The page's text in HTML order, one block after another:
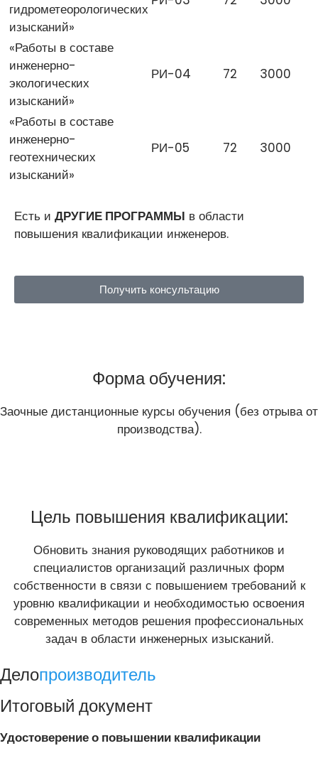
гидрометеорологических
изысканий»
«Работы в составе
инженерно-
экологических
изысканий»
РИ-04 72 3000
«Работы в составе
инженерно-
геотехнических
изысканий»
РИ-05 72 3000
Есть и ДРУГИЕ ПРОГРАММЫ в области
повышения квалификации инженеров.
Получить консультацию
Форма обучения:
Заочные дистанционные курсы обучения (без отрыва от
производства).
Цель повышения квалификации:
Обновить знания руководящих работников и
специалистов организаций различных форм
собственности в связи с повышением требований к
уровню квалификации и необходимостью освоения
современных методов решения профессиональных
задач в области инженерных изысканий.
Делопроизводитель
Итоговый документ
Удостоверение о повышении квалификации